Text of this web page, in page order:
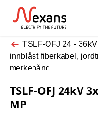
TSLF-OFJ 24 -
innblåst fiberkabel,
merkebånd
TSLF-OFJ 24kV
MP